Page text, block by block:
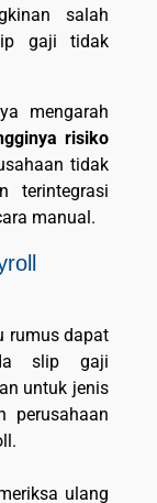
salah
gaji tidak
mengarah
risiko
tidak
terintegrasi
manual.
rumus dapat
slip gaji
untuk jenis
perusahaan
ulang